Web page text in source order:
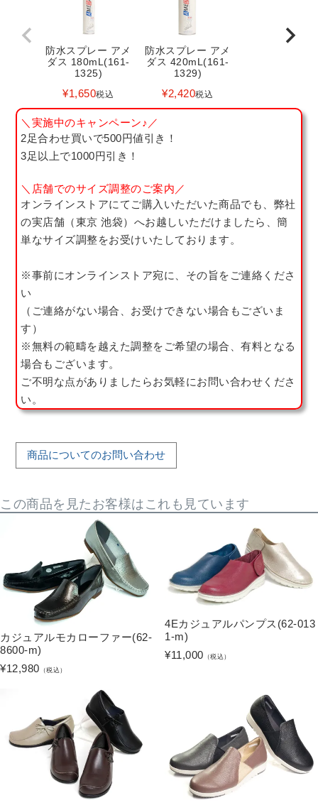
防水スプレー アメ
ダス 180mL(161-
1325)
¥1,650税込
防水スプレー アメ
ダス 420mL(161-
1329)
¥2,420税込
＼実施中のキャンペーン♪／
2足合わせ買いで500円値引き！
3足以上で1000円引き！
＼店舗でのサイズ調整のご案内／
オンラインストアにてご購入いただいた商品でも、弊社
の実店舗（東京 池袋）へお越しいただけましたら、簡
単なサイズ調整をお受けいたしております。
※事前にオンラインストア宛に、その旨をご連絡くださ
い
（ご連絡がない場合、お受けできない場合もございま
す）
※無料の範疇を越えた調整をご希望の場合、有料となる
場合もございます。
ご不明な点がありましたらお気軽にお問い合わせくださ
い。
商品についてのお問い合わせ
この商品を見たお客様はこれも見ています
カジュアルモカローファー(62-
8600-m)
¥12,980 （税込）
4Eカジュアルパンプス(62-013
1-m)
¥11,000 （税込）